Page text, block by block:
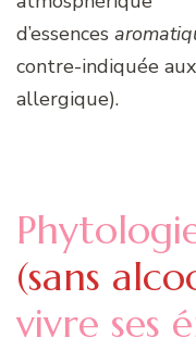
d’essences
contre-indiquée
allergique).
(sans
vivre ses